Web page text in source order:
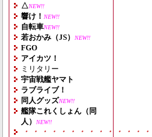
△NEW!!
響け！ NEW!!
自転車NEW!!
若おかみ（JS） NEW!!
FGO
アイカツ！
ミリタリー
宇宙戦艦ヤマト
ラブライブ！
同人グッズNEW!!
艦隊これくしょん（同
人）
NEW!!
・・・・・・・・・・・・・